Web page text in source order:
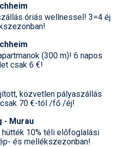
óriás wellnessel! 3=4 éj
(300 m)! 6 napos
csak 6 €!
közvetlen pályaszállás
70 €-tól /fő /éj!
- Murau
10% téli előfoglalási
és mellékszezonban!